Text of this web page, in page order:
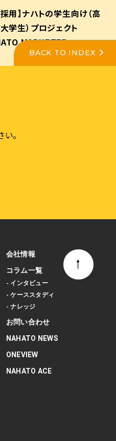
用】ナハトの学生向け（高
学生）プロジェクト
MARKETER
PROJECT2025」サイト
BACK TO INDEX
。
会社情報
コラム一覧
- インタビュー
- ケーススタディ
- ナレッジ
お問い合わせ
NAHATO NEWS
ONEVIEW
NAHATO ACE